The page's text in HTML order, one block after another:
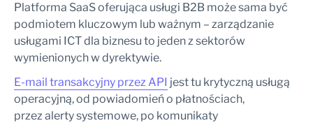
Platforma SaaS oferująca usługi B2B może sama być
podmiotem kluczowym lub ważnym – zarządzanie
usługami ICT dla biznesu to jeden z sektorów
wymienionych w dyrektywie.
E-mail transakcyjny przez API jest tu krytyczną usługą
operacyjną, od powiadomień o płatnościach,
przez alerty systemowe, po komunikaty